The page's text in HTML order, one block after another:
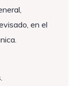
en el